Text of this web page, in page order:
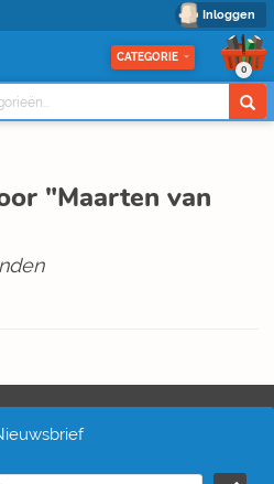
Inloggen
CATEGORIE
0
"Maarten van